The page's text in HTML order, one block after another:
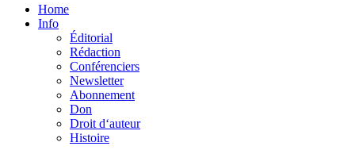
Home
Info
Éditorial
Rédaction
Conférenciers
Newsletter
Abonnement
Don
Droit d‘auteur
Histoire